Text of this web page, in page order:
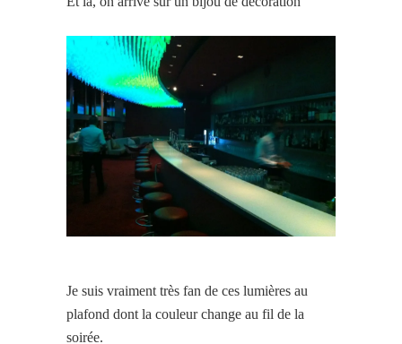
Je suis vraiment très fan de ces lumières au
plafond dont la couleur change au fil de la
soirée.